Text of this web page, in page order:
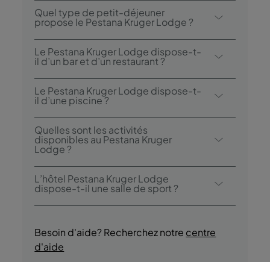
Le check-in au Pestana Kruger Lodge se fait
à partir de 14h00, et le check-out est
possible jusqu’à 11h00.
Quel type de petit-déjeuner
propose le Pestana Kruger Lodge ?
L’option petit-déjeuner inclut un buffet.
Le Pestana Kruger Lodge dispose-t-
il d’un bar et d’un restaurant ?
Le Pestana Kruger Lodge dispose de deux
restaurants: Buhlebethu et Boma. L’hôtel
dispose également d’un bar: Eshonalanga
Bar.
Le Pestana Kruger Lodge dispose-t-
il d’une piscine ?
Oui, l’hôtel dispose d’une piscine
extérieure.
Quelles sont les activités
disponibles au Pestana Kruger
Lodge ?
Le Pestana Kruger Lodge propose les
activités/services suivants (des frais
peuvent s’appliquer):
- Visites guidées culturelles
- Safari
L’hôtel Pestana Kruger Lodge
dispose-t-il une salle de sport ?
pendant leur séjour.
Besoin d'aide? Recherchez notre centre
d'aide